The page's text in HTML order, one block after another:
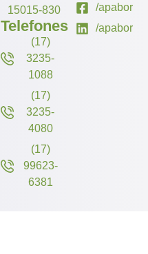
15015-830
Telefones
(17)
3235-
1088
(17)
3235-
4080
(17)
99623-
6381
/apabor
/apabor